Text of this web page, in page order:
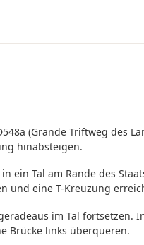
(Grande Triftweg des
hinabsteigen.
ein Tal am Rande des
und eine T-Kreuzung
im Tal fortsetzen.
Brücke links überqueren.